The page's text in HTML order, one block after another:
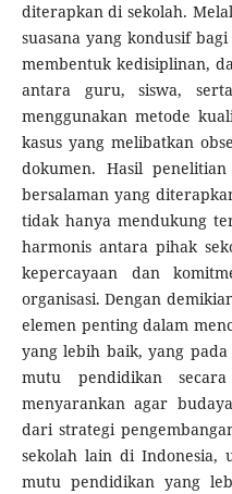
diterapkan di sekolah.
suasana yang kondusif
membentuk kedisiplinan,
antara guru, siswa,
menggunakan metode
kasus yang melibatkan
dokumen. Hasil
bersalaman yang
tidak hanya mendukung
harmonis antara pihak
kepercayaan dan
organisasi. Dengan
elemen penting dalam
yang lebih baik, yang
mutu pendidikan
menyarankan agar
dari strategi
sekolah lain di Indonesia,
mutu pendidikan yang